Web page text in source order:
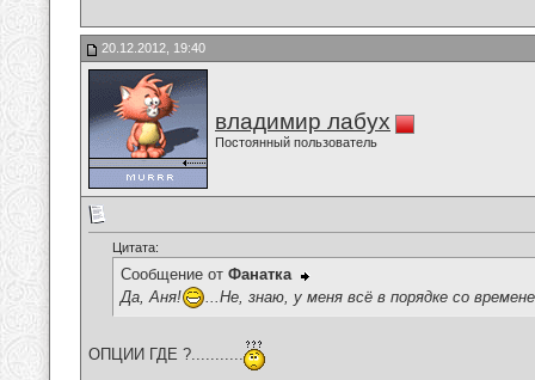
20.12.2012, 19:40
владимир лабух
Постоянный пользователь
Цитата:
Сообщение от Фанатка
Да, Аня!
...Не, знаю, у меня всё в порядке со
ОПЦИИ ГДЕ ?...........